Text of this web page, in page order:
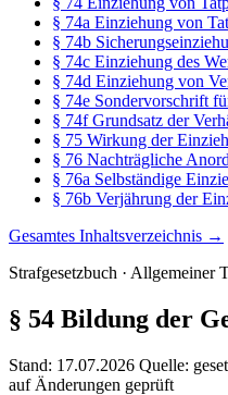
§ 74a Einziehung von
§ 74b
§ 74c Einziehung des
§ 74d Einziehung von
§ 74e Sondervorschrift
§ 74f Grundsatz der
§ 75 Wirkung der
§ 76 Nachträgliche
§ 76a Selbständige
§ 76b Verjährung der
Gesamtes Inhaltsverzeichnis →
Strafgesetzbuch · Allgemeiner
§ 54 Bildung der
Stand: 17.07.2026 Quelle:
auf Änderungen geprüft